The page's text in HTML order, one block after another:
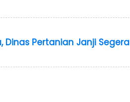
Dinas Pertanian Janji Segera